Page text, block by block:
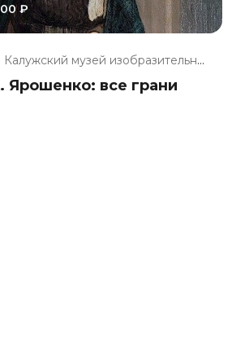
₽
Калужский музей изобразительны...
Ярошенко: все грани